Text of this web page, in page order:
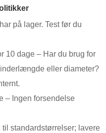
på lager. Test før du
10 dage – Har du brug for
eller diameter?
– Ingen forsendelse
standardstørrelser; lavere